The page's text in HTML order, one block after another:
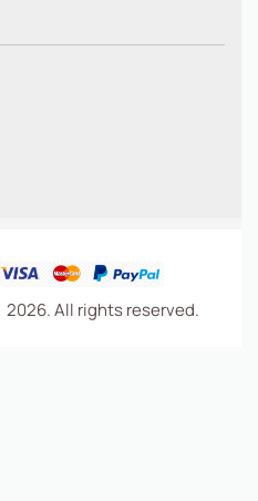
2026. All rights reserved.